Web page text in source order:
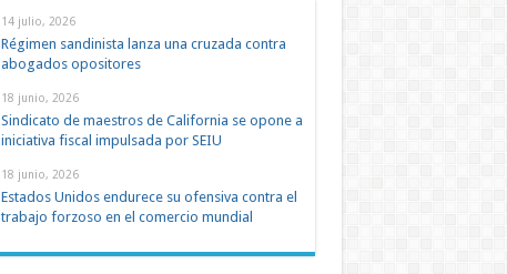
14 julio, 2026
Régimen sandinista lanza una cruzada contra
abogados opositores
18 junio, 2026
Sindicato de maestros de California se opone a
iniciativa fiscal impulsada por SEIU
18 junio, 2026
Estados Unidos endurece su ofensiva contra el
trabajo forzoso en el comercio mundial